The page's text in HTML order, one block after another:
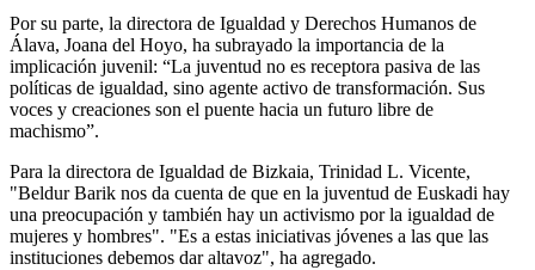
Por su parte, la directora de Igualdad y Derechos Humanos de
Álava, Joana del Hoyo, ha subrayado la importancia de la
implicación juvenil: “La juventud no es receptora pasiva de las
políticas de igualdad, sino agente activo de transformación. Sus
voces y creaciones son el puente hacia un futuro libre de
machismo”.
Para la directora de Igualdad de Bizkaia, Trinidad L. Vicente,
"Beldur Barik nos da cuenta de que en la juventud de Euskadi hay
una preocupación y también hay un activismo por la igualdad de
mujeres y hombres". "Es a estas iniciativas jóvenes a las que las
instituciones debemos dar altavoz", ha agregado.